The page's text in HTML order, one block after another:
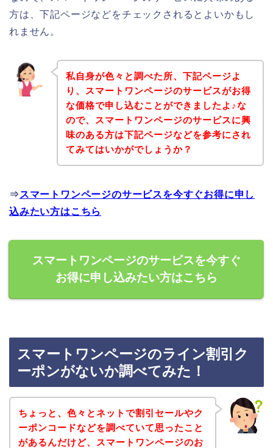
方は、下記ページなどをチェックされるとよいかもし
れません。
私自身が色々と調べた所、下記ページよ
り、スマートワンページのサービスがお得
な価格で申し込むことができましたよ♪な
ので、スマートワンページのサービスに興
味のある方は下記ページなどを参考にされ
てみてはいかがでしょうか？
⇒ スマートワンページのサービスを今すぐお得に申し
込みたい方はこちら
スマートワンページのサービスを今すぐ
お得に申し込みたい方はこちら
スマートワンページのライン割引ク
ーポンがないか調べてみた！
ちょっと、色々とネットで割引セールやク
ーポンコードなどを調べていて思ったこと
があるんだけど、スマートワンページのお